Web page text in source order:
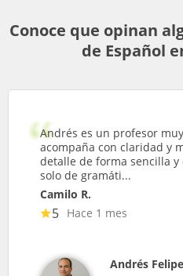
Conoce que opinan
de Español
Andrés es un profesor
acompaña con claridad y
detalle de forma sencilla y
solo de gramáti...
Camilo R.
5 Hace 1 mes
Andrés Felipe